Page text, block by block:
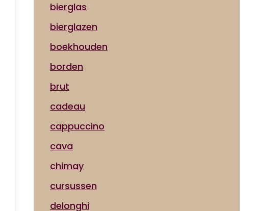
bierglas
bierglazen
boekhouden
borden
brut
cadeau
cappuccino
cava
chimay
cursussen
delonghi